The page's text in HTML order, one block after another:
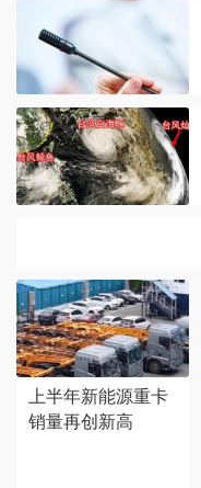
上半年新能源重卡
销量再创新高